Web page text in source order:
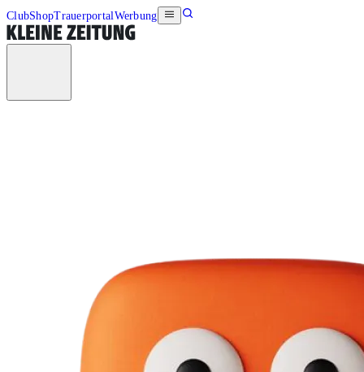
ClubShopTrauerportalWerbung